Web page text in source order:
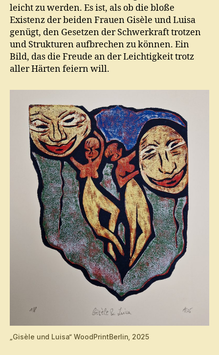
leicht zu werden. Es ist, als ob die bloße
Existenz der beiden Frauen Gisèle und Luisa
genügt, den Gesetzen der Schwerkraft trotzen
und Strukturen aufbrechen zu können. Ein
Bild, das die Freude an der Leichtigkeit trotz
aller Härten feiern will.
„Gisèle und Luisa“ WoodPrintBerlin, 2025